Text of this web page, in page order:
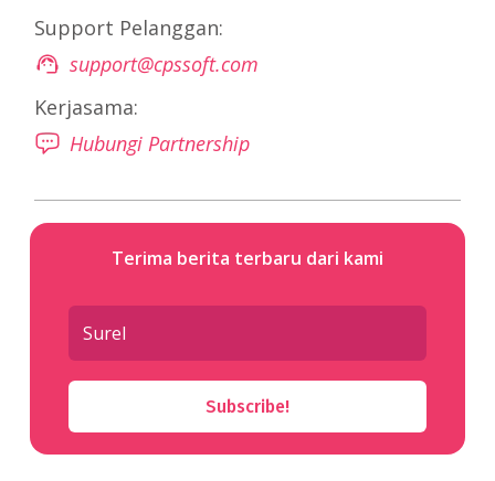
Support Pelanggan:
support@cpssoft.com
Kerjasama:
Hubungi Partnership
Terima berita terbaru dari kami
Subscribe!